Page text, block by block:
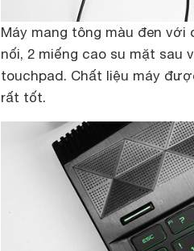
Máy mang tông màu đen với
nối, 2 miếng cao su mặt
touchpad. Chất liệu máy
rất tốt.